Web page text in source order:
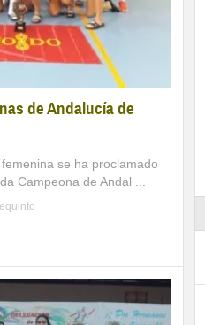
de Andalucía de
se ha proclamado
Campeona de Andal ...